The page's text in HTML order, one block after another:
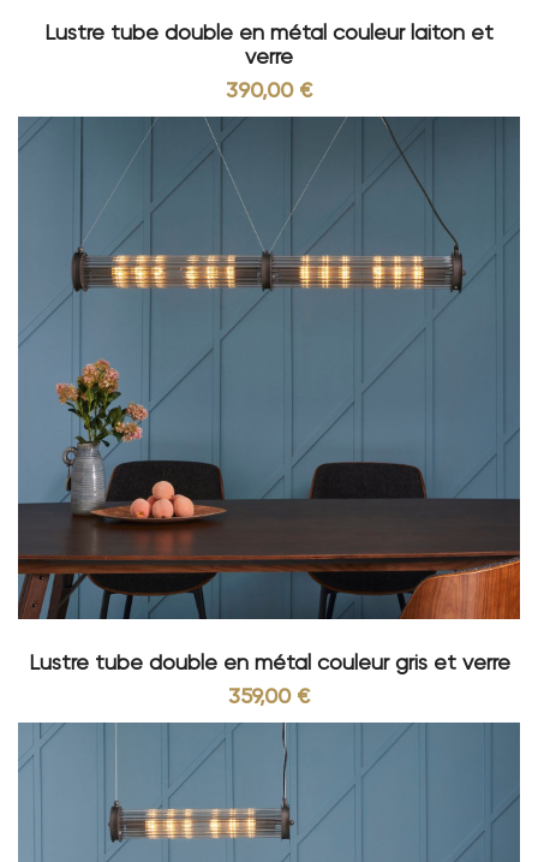
Lustre tube double en métal couleur laiton et
verre
390,00 €
Lustre tube double en métal couleur gris et verre
359,00 €